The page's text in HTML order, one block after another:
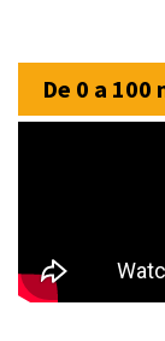
De 0 a 100